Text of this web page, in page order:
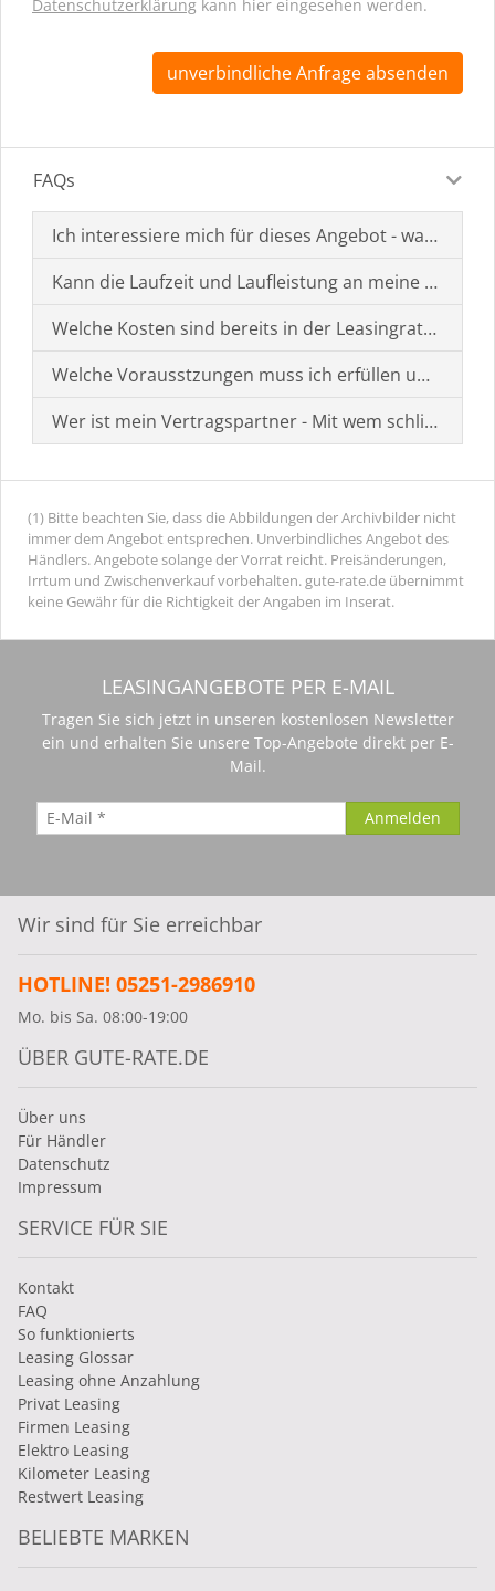
Datenschutzerklärung kann hier eingesehen werden.
unverbindliche Anfrage absenden
FAQs
Ich interessiere mich für dieses Angebot - was muss
Kann die Laufzeit und Laufleistung an meine
Welche Kosten sind bereits in der Leasingrate
Welche Vorausstzungen muss ich erfüllen um einen
Wer ist mein Vertragspartner - Mit wem schließe ich
(1) Bitte beachten Sie, dass die Abbildungen der Archivbilder nicht
immer dem Angebot entsprechen. Unverbindliches Angebot des
Händlers. Angebote solange der Vorrat reicht. Preisänderungen,
Irrtum und Zwischenverkauf vorbehalten. gute-rate.de übernimmt
keine Gewähr für die Richtigkeit der Angaben im Inserat.
LEASINGANGEBOTE PER E-MAIL
Tragen Sie sich jetzt in unseren kostenlosen Newsletter
ein und erhalten Sie unsere Top-Angebote direkt per E-
Mail.
Wir sind für Sie erreichbar
HOTLINE! 05251-2986910
Mo. bis Sa. 08:00-19:00
ÜBER GUTE-RATE.DE
Über uns
Für Händler
Datenschutz
Impressum
SERVICE FÜR SIE
Kontakt
FAQ
So funktionierts
Leasing Glossar
Leasing ohne Anzahlung
Privat Leasing
Firmen Leasing
Elektro Leasing
Kilometer Leasing
Restwert Leasing
BELIEBTE MARKEN